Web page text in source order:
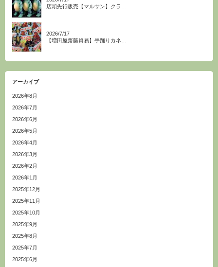
店頭先行販売【マルサン】クラ…
2026/7/17
【増田屋齋藤貿易】手踊りカネ…
アーカイブ
2026年8月
2026年7月
2026年6月
2026年5月
2026年4月
2026年3月
2026年2月
2026年1月
2025年12月
2025年11月
2025年10月
2025年9月
2025年8月
2025年7月
2025年6月